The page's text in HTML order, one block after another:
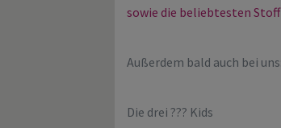
sowie die beliebtesten Stoff
Außerdem bald auch bei uns:
Die drei ??? Kids